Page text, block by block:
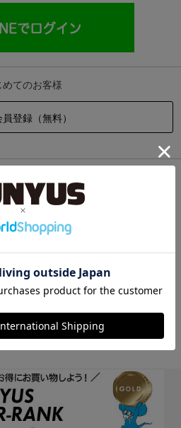
めてのお客様
していただくと次回以降、そのIDで